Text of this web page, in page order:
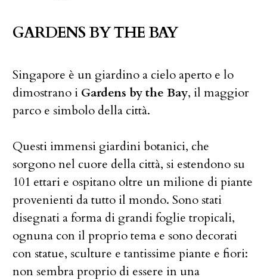
GARDENS BY THE BAY
Singapore è un giardino a cielo aperto e lo
dimostrano i Gardens by the Bay, il maggior
parco e simbolo della città.
Questi immensi giardini botanici, che
sorgono nel cuore della città, si estendono su
101 ettari e ospitano oltre un milione di piante
provenienti da tutto il mondo. Sono stati
disegnati a forma di grandi foglie tropicali,
ognuna con il proprio tema e sono decorati
con statue, sculture e tantissime piante e fiori:
non sembra proprio di essere in una